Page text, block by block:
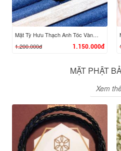
XEM CHI TIẾT
Mặt Tỳ Hưu Thạch Anh Tóc Vàng Móc Vàng 10K
1.200.000đ
1.150.000đ
MẶT PHẬT
Xem